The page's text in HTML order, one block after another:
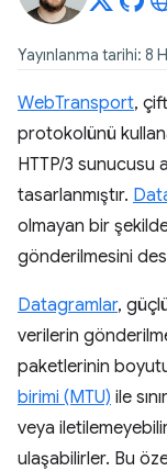
Yayınlanma tarihi: 8
WebTransport,
protokolünü
HTTP/3 sunucusu
tasarlanmıştır.
olmayan bir
gönderilmesini
Datagramlar,
verilerin
paketlerinin
birimi (MTU) ile
veya
ulaşabilirler. Bu